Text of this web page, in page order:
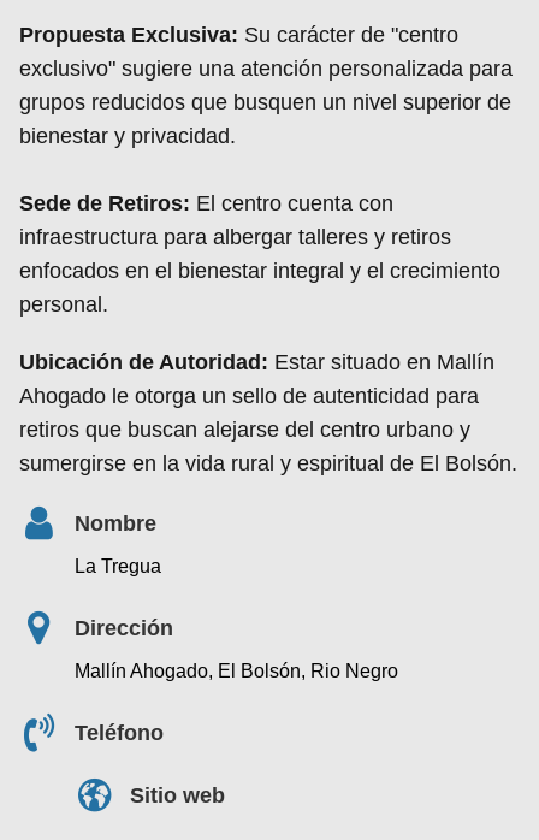
Propuesta Exclusiva: Su carácter de "centro
exclusivo" sugiere una atención personalizada para
grupos reducidos que busquen un nivel superior de
bienestar y privacidad.
Sede de Retiros: El centro cuenta con
infraestructura para albergar talleres y retiros
enfocados en el bienestar integral y el crecimiento
personal.
Ubicación de Autoridad: Estar situado en Mallín
Ahogado le otorga un sello de autenticidad para
retiros que buscan alejarse del centro urbano y
sumergirse en la vida rural y espiritual de El Bolsón.
Nombre
La Tregua
Dirección
Mallín Ahogado, El Bolsón, Rio Negro
Teléfono
Sitio web